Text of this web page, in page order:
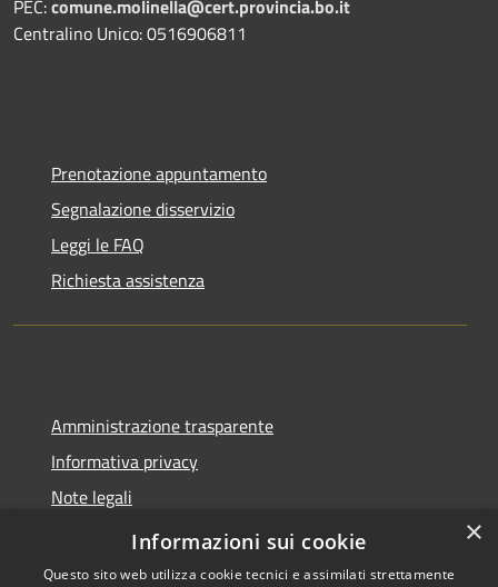
PEC:comune.molinella@cert.provincia.bo.it
Centralino Unico: 0516906811
Prenotazione appuntamento
Segnalazione disservizio
Leggi le FAQ
Richiesta assistenza
Amministrazione trasparente
Informativa privacy
Note legali
Dichiarazione di accessibilità
×
Informazioni sui cookie
Questo sito web utilizza cookie tecnici e assimilati strettamente